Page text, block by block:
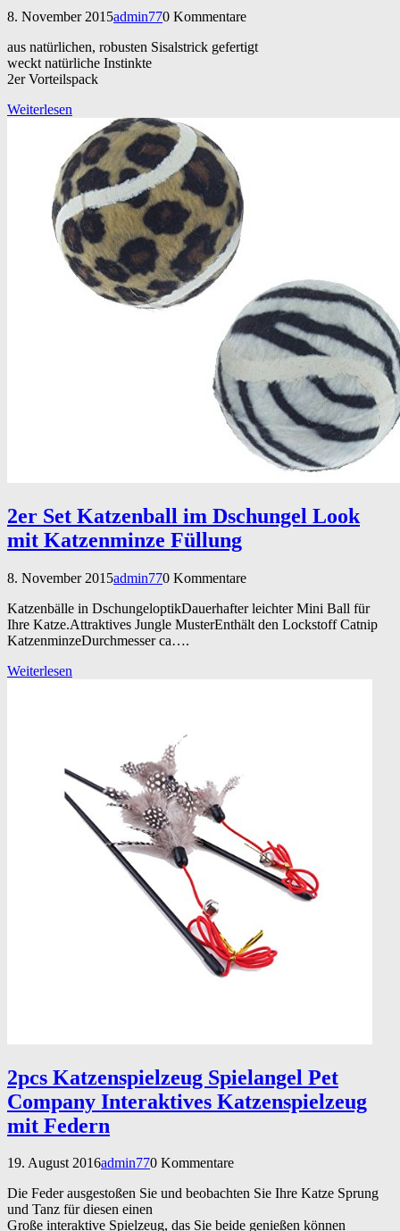
8. November 2015admin770 Kommentare
aus natürlichen, robusten Sisalstrick gefertigt
weckt natürliche Instinkte
2er Vorteilspack
Weiterlesen
2er Set Katzenball im Dschungel Look
mit Katzenminze Füllung
8. November 2015admin770 Kommentare
Katzenbälle in DschungeloptikDauerhafter leichter Mini Ball für
Ihre Katze.Attraktives Jungle MusterEnthält den Lockstoff Catnip
KatzenminzeDurchmesser ca….
Weiterlesen
2pcs Katzenspielzeug Spielangel Pet
Company Interaktives Katzenspielzeug
mit Federn
19. August 2016admin770 Kommentare
Die Feder ausgestoßen Sie und beobachten Sie Ihre Katze Sprung
und Tanz für diesen einen
Große interaktive Spielzeug, das Sie beide genießen können